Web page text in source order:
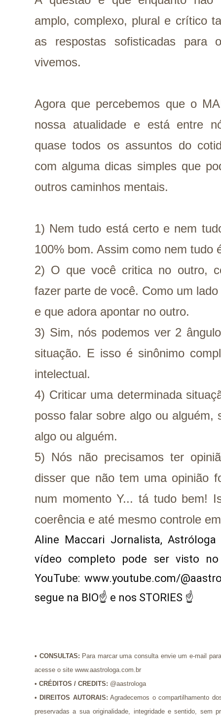
amplo, complexo, plural e crítico
as respostas sofisticadas para
vivemos.
Agora que percebemos que o
nossa atualidade e está entre
quase todos os assuntos do
com alguma dicas simples que
outros caminhos mentais.
1) Nem tudo está certo e nem
100% bom. Assim como nem tudo
2) O que você critica no outro,
fazer parte de você. Como um
e que adora apontar no outro.
3) Sim, nós podemos ver 2
situação. E isso é sinônimo
intelectual.
4) Criticar uma determinada
posso falar sobre algo ou alguém,
algo ou alguém.
5) Nós não precisamos ter
disser que não tem uma opinião
num momento Y... tá tudo bem!
coerência e até mesmo controle
Aline Maccari Jornalista,
vídeo completo pode ser visto
YouTube: www.youtube.com/
segue na BIO☝ e nos STORIES ☝
• CONSULTAS: Para marcar uma consulta envie um e-mail
acesse o site www.aastrologa.com.br
• CRÉDITOS / CREDITS: @aastrologa
• DIREITOS AUTORAIS: Agradecemos o compartilhamento
preservadas a sua originalidade, integridade e sentido, sem